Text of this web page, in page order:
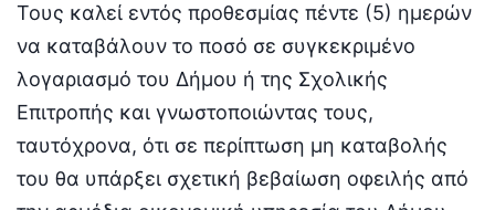
Τους καλεί εντός προθεσμίας πέντε (5) ημερών
να καταβάλουν το ποσό σε συγκεκριμένο
λογαριασμό του Δήμου ή της Σχολικής
Επιτροπής και γνωστοποιώντας τους,
ταυτόχρονα, ότι σε περίπτωση μη καταβολής
του θα υπάρξει σχετική βεβαίωση οφειλής από